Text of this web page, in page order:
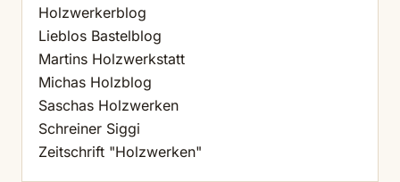
Holzwerkerblog
Lieblos Bastelblog
Martins Holzwerkstatt
Michas Holzblog
Saschas Holzwerken
Schreiner Siggi
Zeitschrift "Holzwerken"